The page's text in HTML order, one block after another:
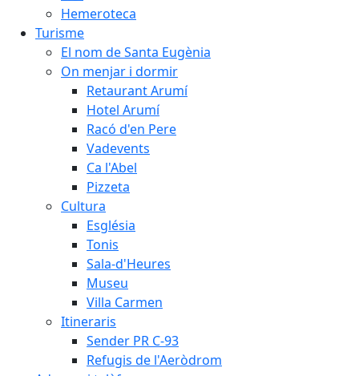
Hemeroteca
Turisme
El nom de Santa Eugènia
On menjar i dormir
Retaurant Arumí
Hotel Arumí
Racó d'en Pere
Vadevents
Ca l'Abel
Pizzeta
Cultura
Església
Tonis
Sala-d'Heures
Museu
Villa Carmen
Itineraris
Sender PR C-93
Refugis de l'Aeròdrom